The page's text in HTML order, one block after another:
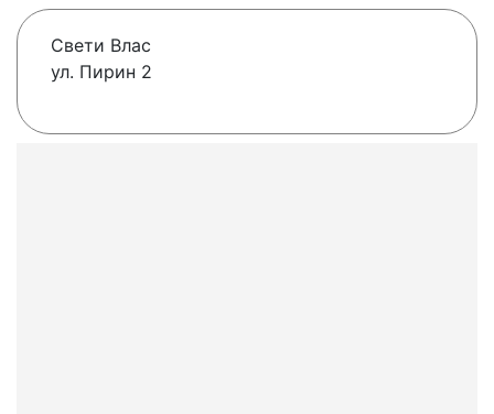
Свети Влас
ул. Пирин 2